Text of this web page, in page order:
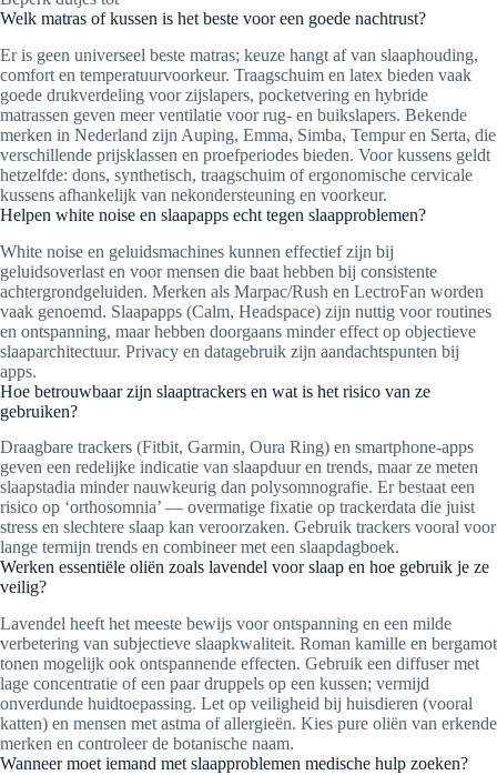
Welk matras of kussen is het beste voor een goede nachtrust?
Er is geen universeel beste matras; keuze hangt af van slaaphouding,
comfort en temperatuurvoorkeur. Traagschuim en latex bieden vaak
goede drukverdeling voor zijslapers, pocketvering en hybride
matrassen geven meer ventilatie voor rug- en buikslapers. Bekende
merken in Nederland zijn Auping, Emma, Simba, Tempur en Serta, die
verschillende prijsklassen en proefperiodes bieden. Voor kussens geldt
hetzelfde: dons, synthetisch, traagschuim of ergonomische cervicale
kussens afhankelijk van nekondersteuning en voorkeur.
Helpen white noise en slaapapps echt tegen slaapproblemen?
White noise en geluidsmachines kunnen effectief zijn bij
geluidsoverlast en voor mensen die baat hebben bij consistente
achtergrondgeluiden. Merken als Marpac/Rush en LectroFan worden
vaak genoemd. Slaapapps (Calm, Headspace) zijn nuttig voor routines
en ontspanning, maar hebben doorgaans minder effect op objectieve
slaaparchitectuur. Privacy en datagebruik zijn aandachtspunten bij
apps.
Hoe betrouwbaar zijn slaaptrackers en wat is het risico van ze
gebruiken?
Draagbare trackers (Fitbit, Garmin, Oura Ring) en smartphone-apps
geven een redelijke indicatie van slaapduur en trends, maar ze meten
slaapstadia minder nauwkeurig dan polysomnografie. Er bestaat een
risico op ‘orthosomnia’ — overmatige fixatie op trackerdata die juist
stress en slechtere slaap kan veroorzaken. Gebruik trackers vooral voor
lange termijn trends en combineer met een slaapdagboek.
Werken essentiële oliën zoals lavendel voor slaap en hoe gebruik je ze
veilig?
Lavendel heeft het meeste bewijs voor ontspanning en een milde
verbetering van subjectieve slaapkwaliteit. Roman kamille en bergamot
tonen mogelijk ook ontspannende effecten. Gebruik een diffuser met
lage concentratie of een paar druppels op een kussen; vermijd
onverdunde huidtoepassing. Let op veiligheid bij huisdieren (vooral
katten) en mensen met astma of allergieën. Kies pure oliën van erkende
merken en controleer de botanische naam.
Wanneer moet iemand met slaapproblemen medische hulp zoeken?